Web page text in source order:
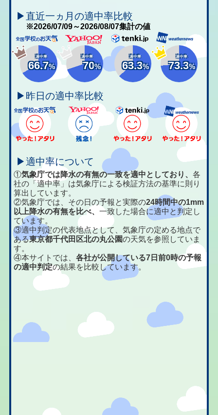
▶直近一ヵ月の適中率比較
※2026/07/09～2026/08/07集計の値
適中率
66.7%
適中率
70%
適中率
63.3%
適中率
73.3%
▶昨日の適中率比較
▶適中率について
①気象庁では降水の有無の一致を適中としており、各
社の「適中率」は気象庁による検証方法の基準に則り
算出しています。
②気象庁では、その日の予報と実際の24時間中の1mm
以上降水の有無を比べ、一致した場合に適中と判定し
ています。
③適中判定の代表地点として、気象庁の定める地点で
ある東京都千代田区北の丸公園の天気を参照していま
す。
④本サイトでは、各社が公開している7日前0時の予報
の適中判定の結果を比較しています。